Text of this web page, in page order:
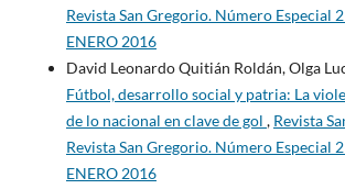
Revista San Gregorio. Número Especial
ENERO 2016
David Leonardo Quitián Roldán, Olga
Fútbol, desarrollo social y patria: La
de lo nacional en clave de gol , Revista
Revista San Gregorio. Número Especial
ENERO 2016